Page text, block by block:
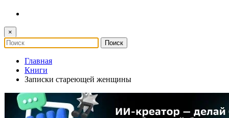
×
Главная
Книги
Записки стареющей женщины